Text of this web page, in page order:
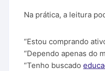
Na prática, a leitura
“Estou comprando
“Dependo apenas do
“Tenho buscado